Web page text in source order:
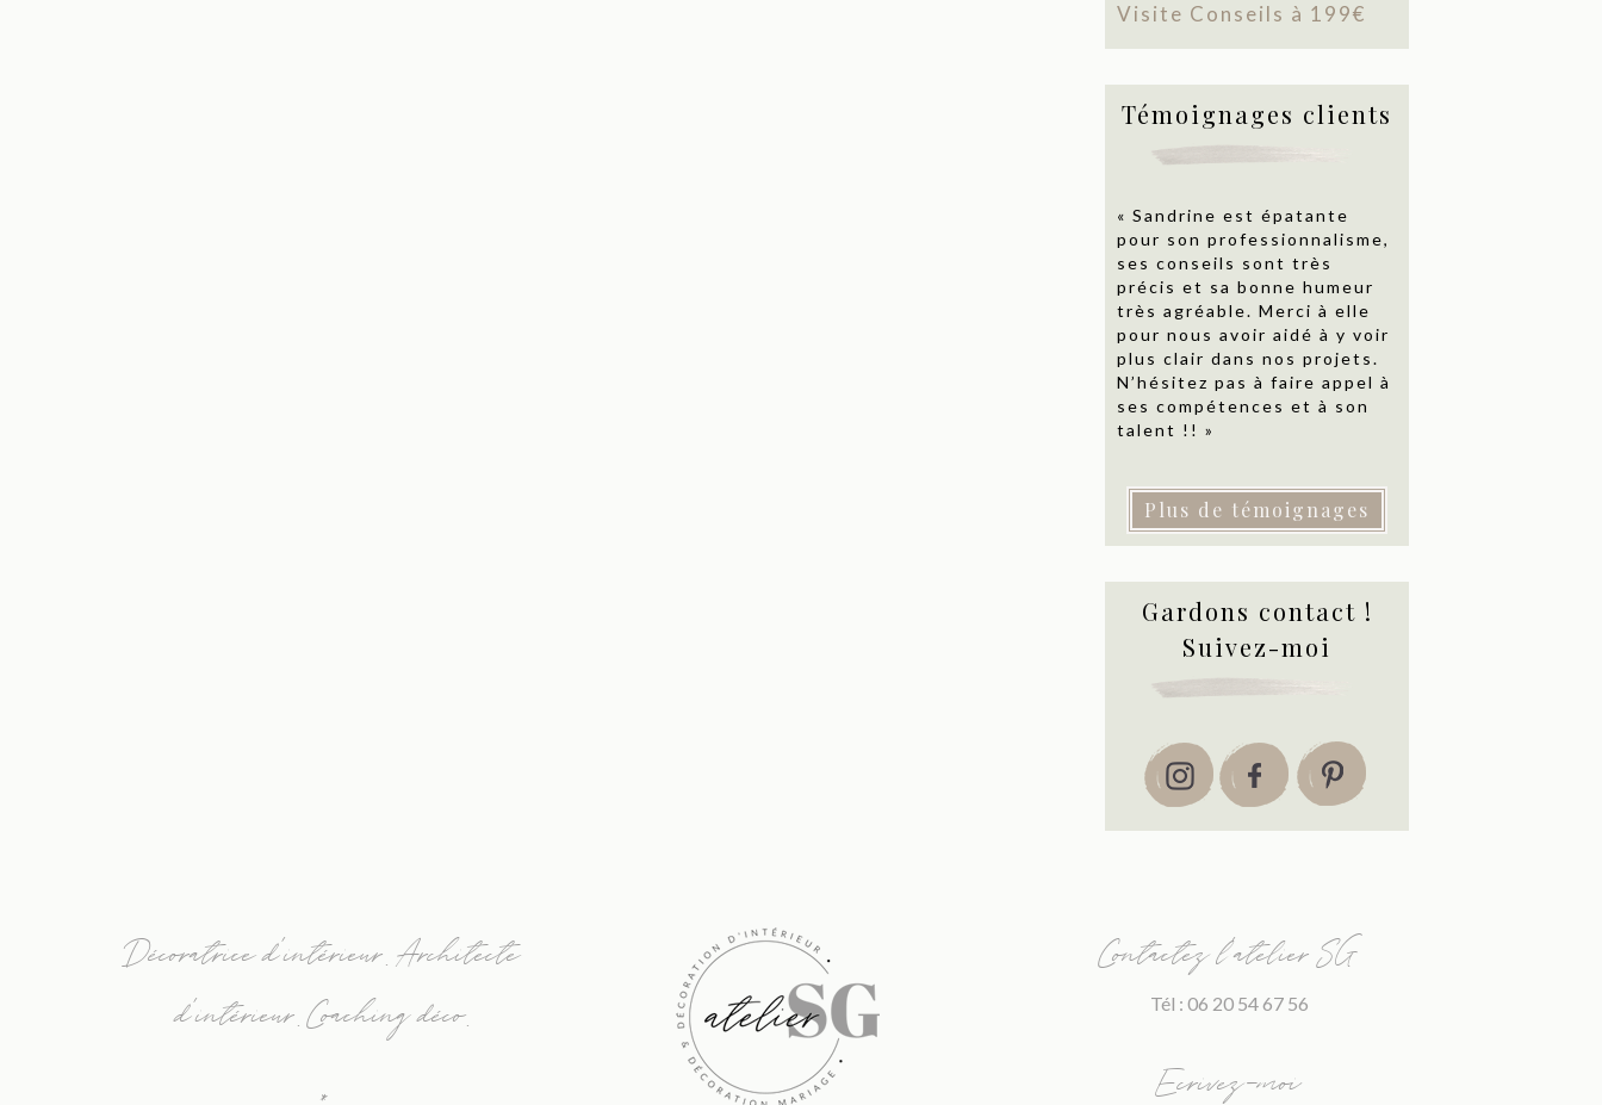
Visite Conseils à 199€
Témoignages clients
« Sandrine est épatante
pour son professionnalisme,
ses conseils sont très
précis et sa bonne humeur
très agréable. Merci à elle
pour nous avoir aidé à y voir
plus clair dans nos projets.
N’hésitez pas à faire appel à
ses compétences et à son
talent !! »
Plus de témoignages
Gardons contact !
Suivez-moi
Décoratrice d’intérieur. Architecte
d’intérieur. Coaching déco.
Contactez l’atelier SG
Tél : 06 20 54 67 56
Ecrivez-moi